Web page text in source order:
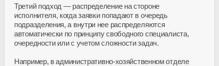
Третий подход — распределение на стороне
исполнителя, когда заявки попадают в очередь
подразделения, а внутри нее распределяются
автоматически по принципу свободного специалиста,
очередности или с учетом сложности задач.
Например, вадминистративно-хозяйственномотделе